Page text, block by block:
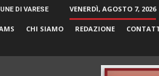
DI VARESE VENERDÌ, AGOSTO 7, 2026
CHI SIAMO REDAZIONE